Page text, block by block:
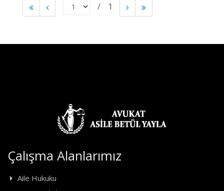
1
Çalışma Alanlarımız
Aile Hukuku